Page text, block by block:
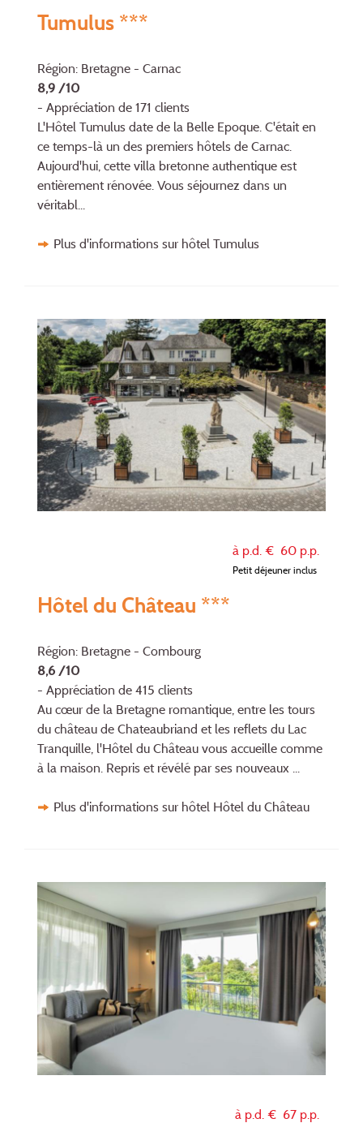
Tumulus ***
Région: Bretagne - Carnac
8,9 /10
- Appréciation de 171 clients
L'Hôtel Tumulus date de la Belle Epoque. C'était en
ce temps-là un des premiers hôtels de Carnac.
Aujourd'hui, cette villa bretonne authentique est
entièrement rénovée. Vous séjournez dans un
véritabl...
Plus d'informations sur hôtel Tumulus
à p.d. € 60 p.p.
Petit déjeuner inclus
Hôtel du Château ***
Région: Bretagne - Combourg
8,6 /10
- Appréciation de 415 clients
Au cœur de la Bretagne romantique, entre les tours
du château de Chateaubriand et les reflets du Lac
Tranquille, l'Hôtel du Château vous accueille comme
à la maison. Repris et révélé par ses nouveaux ...
Plus d'informations sur hôtel Hôtel du Château
à p.d. € 67 p.p.